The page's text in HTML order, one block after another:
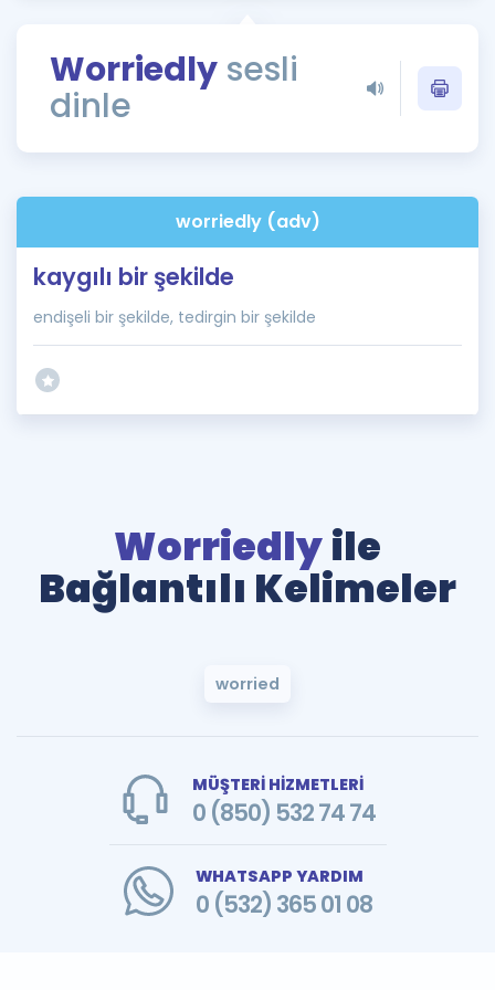
Rehberlik Aracı
ÖSYM Sınav Takvimi
İngilizce Gramer
Worriedly sesli
dinle
worriedly (adv)
kaygılı bir şekilde
endişeli bir şekilde, tedirgin bir şekilde
Worriedlyile
Bağlantılı Kelimeler
worried
MÜŞTERİ HİZMETLERİ
0 (850) 532 74 74
WHATSAPP YARDIM
0 (532) 365 01 08